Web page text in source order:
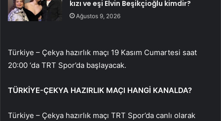
kızı ve eşi Elvin Beşikçioğlu kimdir?
Ağustos 9, 2026
Türkiye – Çekya hazırlık maçı 19 Kasım Cumartesi saat
20:00 ‘da TRT Spor’da başlayacak.
TÜRKİYE-ÇEKYA HAZIRLIK MAÇI HANGİ KANALDA?
Türkiye – Çekya hazırlık maçı TRT Spor’da canlı olarak